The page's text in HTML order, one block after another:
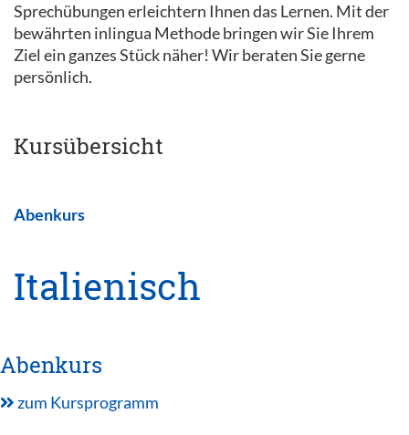
Sprechübungen erleichtern Ihnen das Lernen. Mit der
bewährten inlingua Methode bringen wir Sie Ihrem
Ziel ein ganzes Stück näher! Wir beraten Sie gerne
persönlich.
Kursübersicht
Abenkurs
Italienisch
Abenkurs
zum Kursprogramm